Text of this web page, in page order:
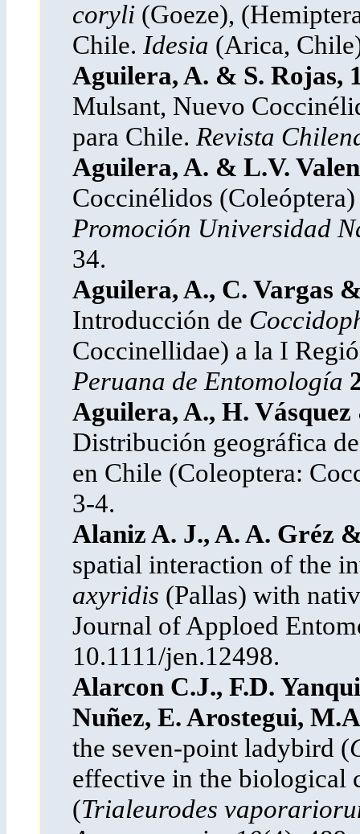
coryli(Goeze),
Chile. Idesia (Arica,
Aguilera, A. & S. Rojas,
Mulsant, Nuevo
para Chile. Revista
Aguilera, A. & L.V.
Coccinélidos
Promoción Universidad
34.
Aguilera, A., C. Vargas
Introducción de
Coccinellidae) a la I
Peruana de Entomología
Aguilera, A., H.
Distribución geográfica
en Chile (Coleoptera:
3-4.
Alaniz A. J., A. A. Gréz
spatial interaction of the
axyridis (Pallas) with
Journal of Apploed
10.1111/jen.12498.
Alarcon C.J., F.D.
Nuñez, E. Arostegui,
the seven-point ladybird (
effective in the biological
(Trialeurodes